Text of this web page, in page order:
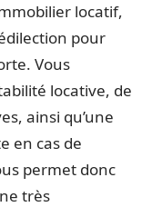
locatif,
pour
Vous
locative, de
ainsi qu’une
en cas de
permet donc
très